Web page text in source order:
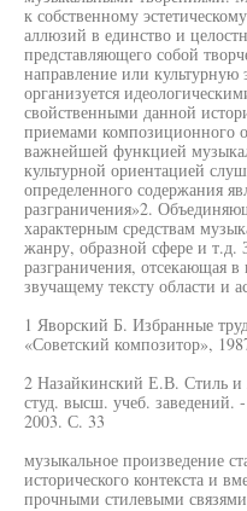
к собственному
аллюзий в единство и
представляющего собой
направление или
организуется
свойственными данной
приемами композиционного
важнейшей функцией
культурной ориентацией
определенного содержания
разграничения»2.
характерным средствам
жанру, образной сфере и т.д.
разграничения, отсекающая
звучащему тексту области и
1 Яворский Б. Избранные
«Советский композитор»,
2 Назайкинский Е.В. Стиль
студ. высш. учеб.
2003. С. 33
музыкальное произведение
исторического контекста и
прочными стилевыми